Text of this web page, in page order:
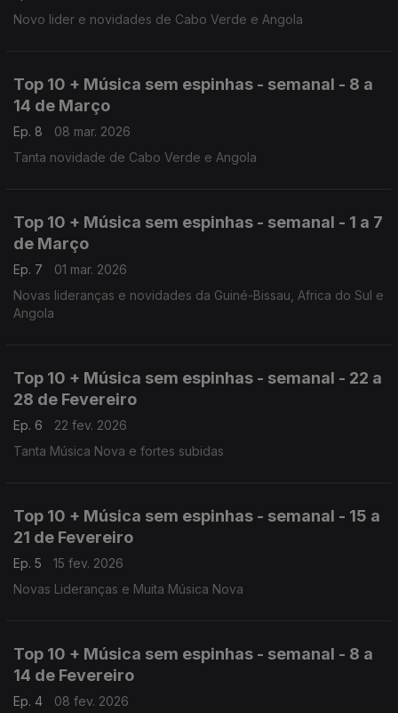
Novo lider e novidades de Cabo Verde e Angola
Top 10 + Música sem espinhas - semanal - 8 a
14 de Março
Ep. 8
08 mar. 2026
Tanta novidade de Cabo Verde e Angola
Top 10 + Música sem espinhas - semanal - 1 a 7
de Março
Ep. 7
01 mar. 2026
Novas lideranças e novidades da Guiné-Bissau, Africa do Sul e
Angola
Top 10 + Música sem espinhas - semanal - 22 a
28 de Fevereiro
Ep. 6
22 fev. 2026
Tanta Música Nova e fortes subidas
Top 10 + Música sem espinhas - semanal - 15 a
21 de Fevereiro
Ep. 5
15 fev. 2026
Novas Lideranças e Muita Música Nova
Top 10 + Música sem espinhas - semanal - 8 a
14 de Fevereiro
Ep. 4 08 fev. 2026